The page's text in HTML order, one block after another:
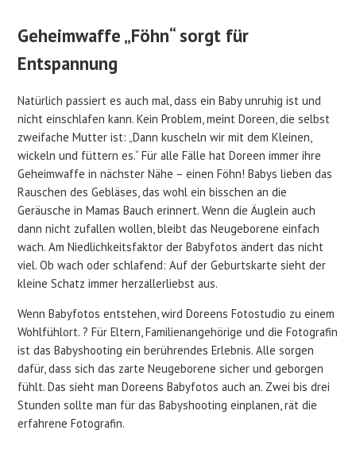
Geheimwaffe „Föhn“ sorgt für
Entspannung
Natürlich passiert es auch mal, dass ein Baby unruhig ist und
nicht einschlafen kann. Kein Problem, meint Doreen, die selbst
zweifache Mutter ist: „Dann kuscheln wir mit dem Kleinen,
wickeln und füttern es.“ Für alle Fälle hat Doreen immer ihre
Geheimwaffe in nächster Nähe – einen Föhn! Babys lieben das
Rauschen des Gebläses, das wohl ein bisschen an die
Geräusche in Mamas Bauch erinnert. Wenn die Äuglein auch
dann nicht zufallen wollen, bleibt das Neugeborene einfach
wach. Am Niedlichkeitsfaktor der Babyfotos ändert das nicht
viel. Ob wach oder schlafend: Auf der Geburtskarte sieht der
kleine Schatz immer herzallerliebst aus.
Wenn Babyfotos entstehen, wird Doreens Fotostudio zu einem
Wohlfühlort. ? Für Eltern, Familienangehörige und die Fotografin
ist das Babyshooting ein berührendes Erlebnis. Alle sorgen
dafür, dass sich das zarte Neugeborene sicher und geborgen
fühlt. Das sieht man Doreens Babyfotos auch an. Zwei bis drei
Stunden sollte man für das Babyshooting einplanen, rät die
erfahrene Fotografin.